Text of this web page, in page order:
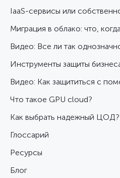
IaaS-сервисы или
Миграция в облако: что,
Видео: Все ли так
Инструменты защиты
Видео: Как защититься с
Что такое GPU cloud?
Как выбрать надежный ЦОД?
Глоссарий
Ресурсы
Блог